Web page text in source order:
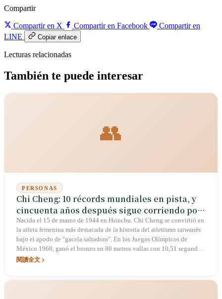
Compartir
Compartir en X Compartir en Facebook
Compartir en
LINE
Copiar enlace
Lecturas relacionadas
También te puede interesar
👥
PERSONAS
Chi Cheng: 10 récords mundiales en pista, y
cincuenta años después sigue corriendo por
el nombre de Taiwán
Nacida el 15 de marzo de 1944 en Hsinchu, Chi Cheng se convirtió en
la atleta femenina más destacada de la historia del atletismo taiwanés
bajo el apodo de "gacela saltadora". En los Juegos Olímpicos de
México 1968, ganó el bronzo en 80 metros vallas con 10,51 segundos,
la primera medalla olímpica femenina de atletismo para Taiwán; a lo
閱讀全文